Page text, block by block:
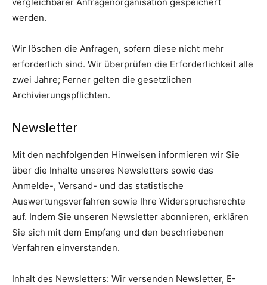
werden.
Wir löschen die Anfragen, sofern diese nicht mehr
erforderlich sind. Wir überprüfen die Erforderlichkeit alle
zwei Jahre; Ferner gelten die gesetzlichen
Archivierungspflichten.
Newsletter
Mit den nachfolgenden Hinweisen informieren wir Sie
über die Inhalte unseres Newsletters sowie das
Anmelde-, Versand- und das statistische
Auswertungsverfahren sowie Ihre Widerspruchsrechte
auf. Indem Sie unseren Newsletter abonnieren, erklären
Sie sich mit dem Empfang und den beschriebenen
Verfahren einverstanden.
Inhalt des Newsletters: Wir versenden Newsletter, E-